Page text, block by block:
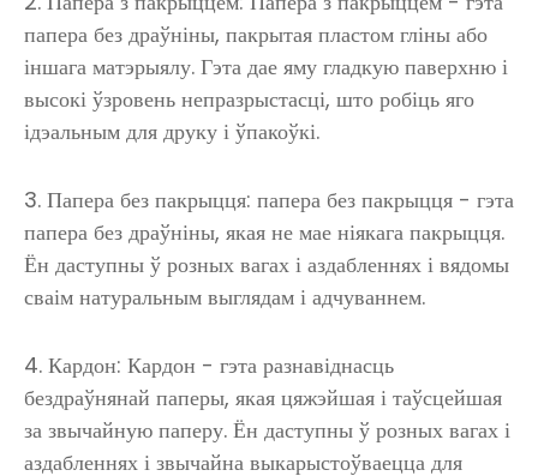
папера без драўніны, пакрытая пластом гліны або
іншага матэрыялу. Гэта дае яму гладкую паверхню і
высокі ўзровень непразрыстасці, што робіць яго
ідэальным для друку і ўпакоўкі.
3. Папера без пакрыцця: папера без пакрыцця - гэта
папера без драўніны, якая не мае ніякага пакрыцця.
Ён даступны ў розных вагах і аздабленнях і вядомы
сваім натуральным выглядам і адчуваннем.
4. Кардон: Кардон - гэта разнавіднасць
бездраўнянай паперы, якая цяжэйшая і таўсцейшая
за звычайную паперу. Ён даступны ў розных вагах і
аздабленнях і звычайна выкарыстоўваецца для